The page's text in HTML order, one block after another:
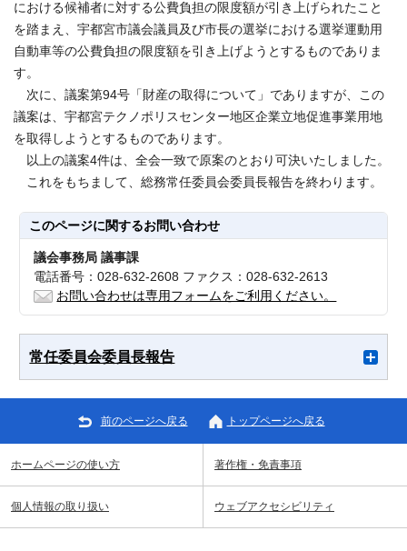
における候補者に対する公費負担の限度額が引き上げられたこと
を踏まえ、宇都宮市議会議員及び市長の選挙における選挙運動用
自動車等の公費負担の限度額を引き上げようとするものでありま
す。
次に、議案第94号「財産の取得について」でありますが、この
議案は、宇都宮テクノポリスセンター地区企業立地促進事業用地
を取得しようとするものであります。
以上の議案4件は、全会一致で原案のとおり可決いたしました。
これをもちまして、総務常任委員会委員長報告を終わります。
このページに関するお問い合わせ
議会事務局 議事課
電話番号：028-632-2608 ファクス：028-632-2613
お問い合わせは専用フォームをご利用ください。
常任委員会委員長報告
前のページへ戻る トップページへ戻る
ホームページの使い方 著作権・免責事項
個人情報の取り扱い ウェブアクセシビリティ